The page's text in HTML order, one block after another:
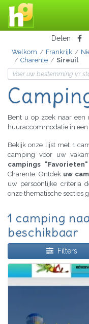
Delen
Welkom Frankrijk
Charente
Sireuil
Bent u op zoek naar een
huuraccommodatie in een
Bekijk onze lijst met 1
camping voor uw
campings "Favorieten"
Charente. Ontdek uw
uw persoonlijke criteria
onze thematische secties
1 camping
beschikbaar
Filters